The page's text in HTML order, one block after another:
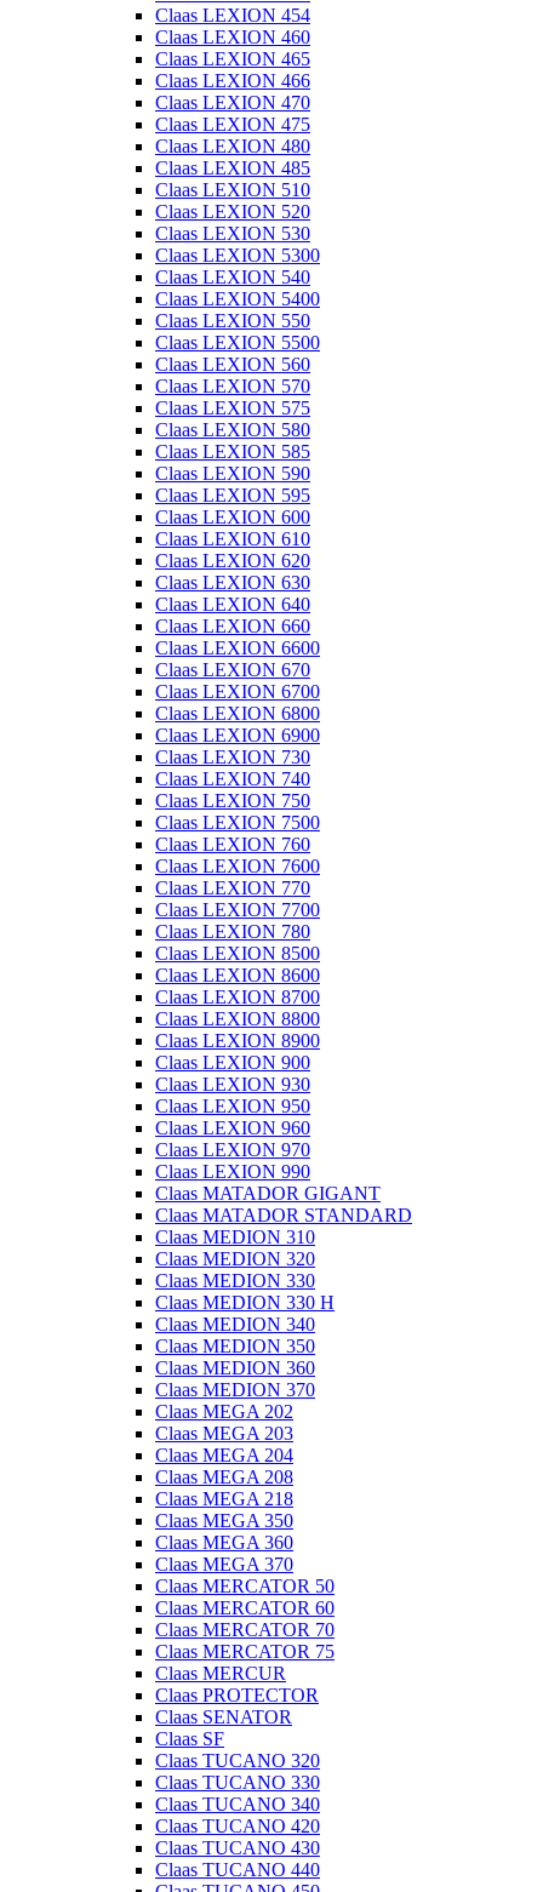
Claas LEXION 454
Claas LEXION 460
Claas LEXION 465
Claas LEXION 466
Claas LEXION 470
Claas LEXION 475
Claas LEXION 480
Claas LEXION 485
Claas LEXION 510
Claas LEXION 520
Claas LEXION 530
Claas LEXION 5300
Claas LEXION 540
Claas LEXION 5400
Claas LEXION 550
Claas LEXION 5500
Claas LEXION 560
Claas LEXION 570
Claas LEXION 575
Claas LEXION 580
Claas LEXION 585
Claas LEXION 590
Claas LEXION 595
Claas LEXION 600
Claas LEXION 610
Claas LEXION 620
Claas LEXION 630
Claas LEXION 640
Claas LEXION 660
Claas LEXION 6600
Claas LEXION 670
Claas LEXION 6700
Claas LEXION 6800
Claas LEXION 6900
Claas LEXION 730
Claas LEXION 740
Claas LEXION 750
Claas LEXION 7500
Claas LEXION 760
Claas LEXION 7600
Claas LEXION 770
Claas LEXION 7700
Claas LEXION 780
Claas LEXION 8500
Claas LEXION 8600
Claas LEXION 8700
Claas LEXION 8800
Claas LEXION 8900
Claas LEXION 900
Claas LEXION 930
Claas LEXION 950
Claas LEXION 960
Claas LEXION 970
Claas LEXION 990
Claas MATADOR GIGANT
Claas MATADOR STANDARD
Claas MEDION 310
Claas MEDION 320
Claas MEDION 330
Claas MEDION 330 H
Claas MEDION 340
Claas MEDION 350
Claas MEDION 360
Claas MEDION 370
Claas MEGA 202
Claas MEGA 203
Claas MEGA 204
Claas MEGA 208
Claas MEGA 218
Claas MEGA 350
Claas MEGA 360
Claas MEGA 370
Claas MERCATOR 50
Claas MERCATOR 60
Claas MERCATOR 70
Claas MERCATOR 75
Claas MERCUR
Claas PROTECTOR
Claas SENATOR
Claas SF
Claas TUCANO 320
Claas TUCANO 330
Claas TUCANO 340
Claas TUCANO 420
Claas TUCANO 430
Claas TUCANO 440